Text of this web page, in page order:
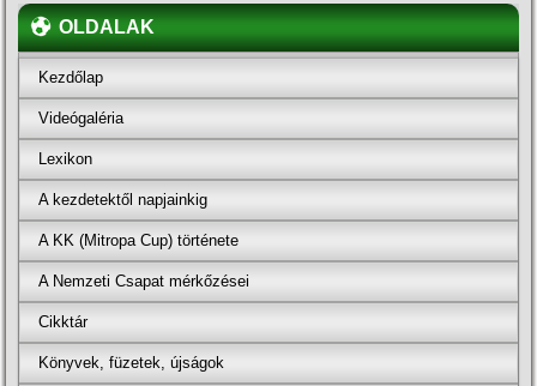
OLDALAK
Kezdőlap
Videógaléria
Lexikon
A kezdetektől napjainkig
A KK (Mitropa Cup) története
A Nemzeti Csapat mérkőzései
Cikktár
Könyvek, füzetek, újságok